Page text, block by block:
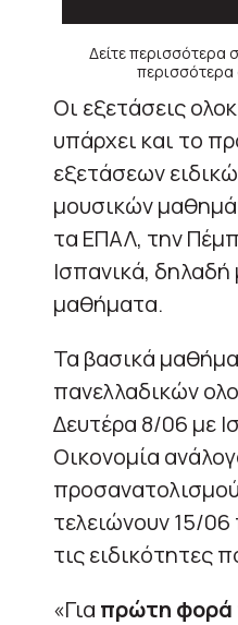
Δείτε περισσότερα
περισσότερα
Οι εξετάσεις
υπάρχει και το
εξετάσεων
μουσικών
τα ΕΠΑΛ, την
Ισπανικά, δηλαδή
μαθήματα.
Τα βασικά
πανελλαδικών
Δευτέρα 8/06 με
Οικονομία
τελειώνουν 15/
τις ειδικότητες
«Για πρώτη φορά